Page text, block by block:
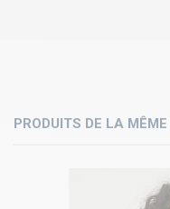
PRODUITS DE LA